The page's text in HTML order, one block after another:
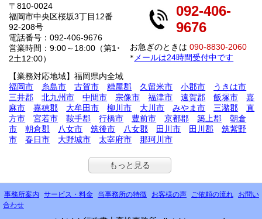
〒810-0024
福岡市中央区桜坂3丁目12番
92-208号
電話番号：092-406-9676
営業時間：9:00～18:00（第1･
2土12:00）
092-406-
9676
お急ぎのときは090-8830-2060
* メールは24時間受付中です
【業務対応地域】福岡県内全域
福岡市
糸島市 古賀市 糟屋郡 久留米市 小郡市
うきは市
三井郡
北九州市 中間市 宗像市 福津市 遠賀郡 飯塚市
嘉
麻市
嘉穂郡 大牟田市 柳川市 大川市 みやま市 三潴郡
直
方市
宮若市 鞍手郡 行橋市 豊前市 京都郡 築上郡
朝倉
市
朝倉郡 八女市 筑後市 八女郡 田川市 田川郡
筑紫野
市
春日市 大野城市 太宰府市 那珂川市
もっと見る
事務所案内 サービス・料金 当事務所の特徴 お客様の声 ご依頼の流れ
お問い
合わせ